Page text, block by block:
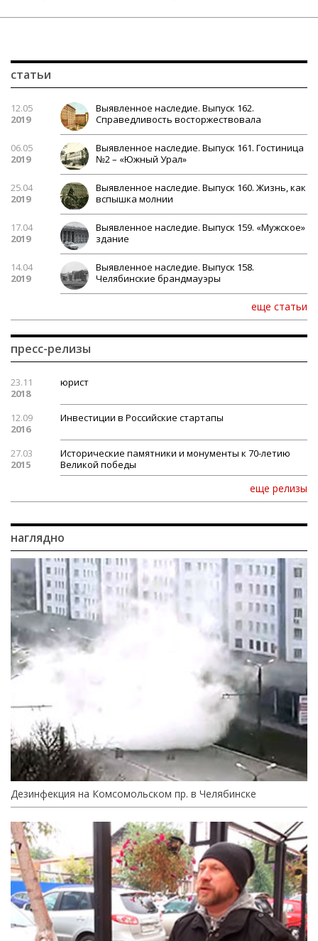
статьи
12.05
2019
Выявленное наследие. Выпуск 162.
Справедливость восторжествовала
06.05
2019
Выявленное наследие. Выпуск 161. Гостиница
№2 – «Южный Урал»
25.04
2019
Выявленное наследие. Выпуск 160. Жизнь, как
вспышка молнии
17.04
2019
Выявленное наследие. Выпуск 159. «Мужское»
здание
14.04
2019
Выявленное наследие. Выпуск 158.
Челябинские брандмауэры
еще статьи
пресс-релизы
23.11
2018
юрист
12.09
2016
Инвестиции в Российские стартапы
27.03
2015
Исторические памятники и монументы к 70-летию
Великой победы
еще релизы
наглядно
Дезинфекция на Комсомольском пр. в Челябинске